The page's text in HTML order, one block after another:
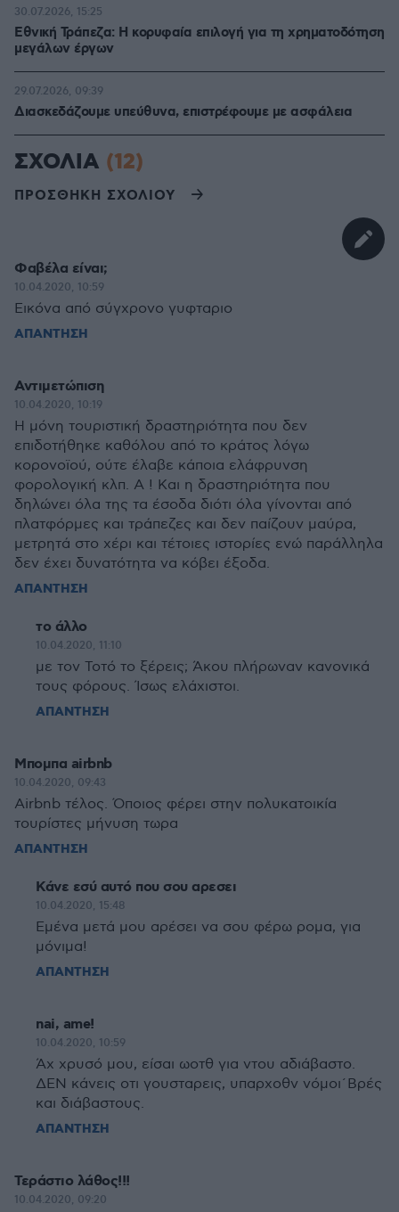
Εθνική Τράπεζα: Η κορυφαία επιλογή για τη χρηματοδότηση
μεγάλων έργων
30.07.2026, 15:25
Διασκεδάζουμε υπεύθυνα, επιστρέφουμε με ασφάλεια
29.07.2026, 09:39
ΣΧΟΛΙΑ (12)
ΠΡΟΣΘΗΚΗ ΣΧΟΛΙΟΥ
Φαβέλα είναι;
10.04.2020, 10:59
Εικόνα από σύγχρονο γυφταριο
ΑΠΑΝΤΗΣΗ
Αντιμετώπιση
10.04.2020, 10:19
Η μόνη τουριστική δραστηριότητα που δεν
επιδοτήθηκε καθόλου από το κράτος λόγω
κορονοϊού, ούτε έλαβε κάποια ελάφρυνση
φορολογική κλπ. Α ! Και η δραστηριότητα που
δηλώνει όλα της τα έσοδα διότι όλα γίνονται από
πλατφόρμες και τράπεζες και δεν παίζουν μαύρα,
μετρητά στο χέρι και τέτοιες ιστορίες ενώ παράλληλα
δεν έχει δυνατότητα να κόβει έξοδα.
ΑΠΑΝΤΗΣΗ
το άλλο
10.04.2020, 11:10
με τον Τοτό το ξέρεις; Άκου πλήρωναν κανονικά
τους φόρους. Ίσως ελάχιστοι.
ΑΠΑΝΤΗΣΗ
Μπομπα airbnb
10.04.2020, 09:43
Airbnb τέλος. Όποιος φέρει στην πολυκατοικία
τουρίστες μήνυση τωρα
ΑΠΑΝΤΗΣΗ
Κάνε εσύ αυτό που σου αρεσει
10.04.2020, 15:48
Εμένα μετά μου αρέσει να σου φέρω ρομα, για
μόνιμα!
ΑΠΑΝΤΗΣΗ
nai, ame!
10.04.2020, 10:59
Άχ χρυσό μου, είσαι ωοτθ για ντου αδιάβαστο.
ΔΕΝ κάνεις οτι γουσταρεις, υπαρχοθν νόμοι΄Βρές
και διάβαστους.
ΑΠΑΝΤΗΣΗ
Τεράστιο λάθος!!!
10.04.2020, 09:20